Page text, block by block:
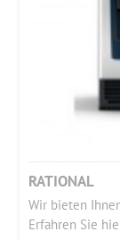
RATIONAL
Wir bieten
Erfahren Sie